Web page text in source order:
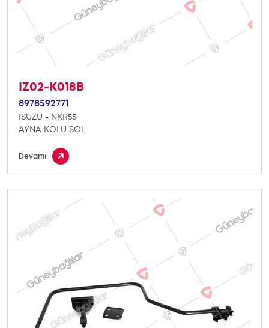
IZ02-K018B
8978592771
ISUZU - NKR55
AYNA KOLU SOL
Devamı